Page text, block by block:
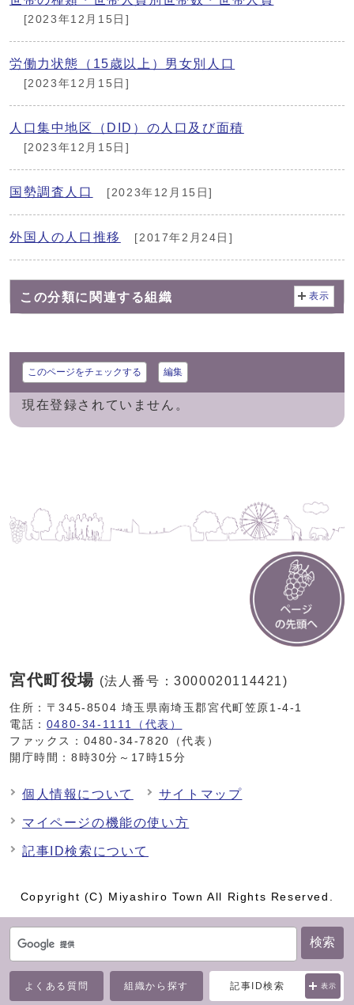
検索
よくある質問 組織から探す 記事ID検索 表示
[2023年12月15日]
労働力状態（15歳以上）男女別人口
[2023年12月15日]
人口集中地区（DID）の人口及び面積
[2023年12月15日]
国勢調査人口 [2023年12月15日]
外国人の人口推移 [2017年2月24日]
この分類に関連する組織 表示
このページをチェックする 編集
現在登録されていません。
宮代町役場 (法人番号：3000020114421)
住所：〒345-8504 埼玉県南埼玉郡宮代町笠原1-4-1
電話： 0480-34-1111（代表）
ファックス：0480-34-7820（代表）
開庁時間：8時30分～17時15分
個人情報について サイトマップ
マイページの機能の使い方
記事ID検索について
Copyright (C) Miyashiro Town All Rights Reserved.